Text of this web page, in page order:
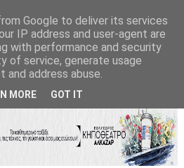
Google to deliver its services
IP address and user-agent are
with performance and security
of service, generate usage
address abuse.
MORE GOT IT